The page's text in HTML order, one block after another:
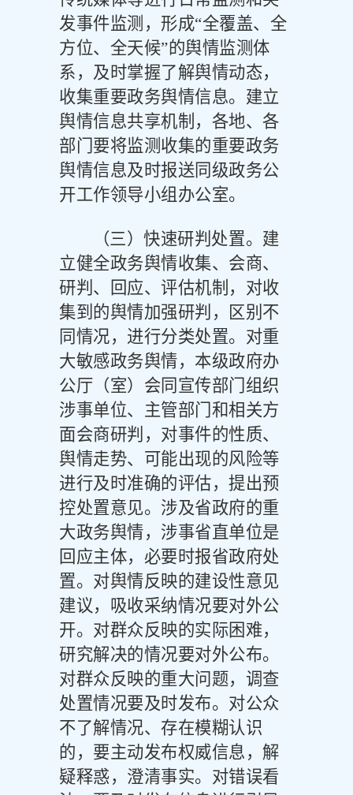
发事件监测，形成“全覆盖、全
方位、全天候”的舆情监测体
系，及时掌握了解舆情动态，
收集重要政务舆情信息。建立
舆情信息共享机制，各地、各
部门要将监测收集的重要政务
舆情信息及时报送同级政务公
开工作领导小组办公室。
（三）快速研判处置。 建
立健全政务舆情收集、会商、
研判、回应、评估机制，对收
集到的舆情加强研判，区别不
同情况，进行分类处置。对重
大敏感政务舆情，本级政府办
公厅（室）会同宣传部门组织
涉事单位、主管部门和相关方
面会商研判，对事件的性质、
舆情走势、可能出现的风险等
进行及时准确的评估，提出预
控处置意见。涉及省政府的重
大政务舆情，涉事省直单位是
回应主体，必要时报省政府处
置。对舆情反映的建设性意见
建议，吸收采纳情况要对外公
开。对群众反映的实际困难，
研究解决的情况要对外公布。
对群众反映的重大问题，调查
处置情况要及时发布。对公众
不了解情况、存在模糊认识
的，要主动发布权威信息，解
疑释惑，澄清事实。对错误看